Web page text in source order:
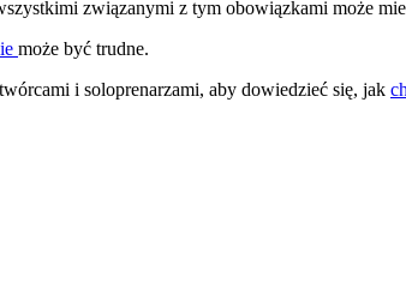
związanymi z tym obowiązkami może
może być trudne.
i soloprenarzami, aby dowiedzieć się, jak